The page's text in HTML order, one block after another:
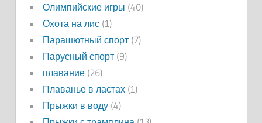
Олимпийские игры (40)
Охота на лис(1)
Парашютный спорт(7)
Парусный спорт(9)
плавание(26)
Плаванье в ластах(1)
Прыжки в воду(4)